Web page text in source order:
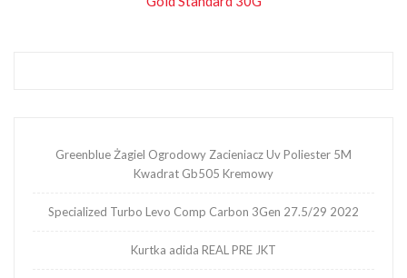
Greenblue Żagiel Ogrodowy Zacieniacz Uv Poliester 5M
Kwadrat Gb505 Kremowy
Specialized Turbo Levo Comp Carbon 3Gen 27.5/29 2022
Kurtka adida REAL PRE JKT